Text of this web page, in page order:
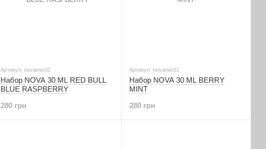
Артикул: novamix02
Набор NOVA 30 ML RED BULL
BLUE RASPBERRY
280 грн
Артикул: novamix01
Набор NOVA 30 ML BERRY
MINT
280 грн